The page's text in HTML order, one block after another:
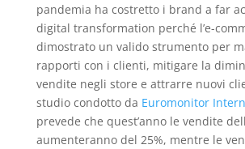
pandemia ha costretto i brand a far
digital transformation perché l’e-
dimostrato un valido strumento per
rapporti con i clienti, mitigare la
vendite negli store e attrarre nuovi
studio condotto da Euromonitor
prevede che quest’anno le vendite
aumenteranno del 25%, mentre le